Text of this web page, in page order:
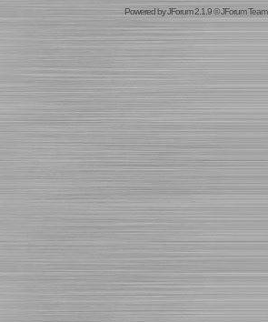
Powered byJForum 2.1.9©JForum Team